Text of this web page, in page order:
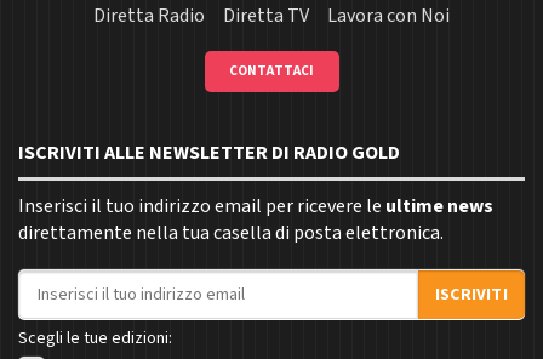
Diretta Radio
Diretta TV Lavora con Noi
CONTATTACI
ISCRIVITI ALLE NEWSLETTER DI RADIO GOLD
Inserisci il tuo indirizzo email per ricevere le ultime news
direttamente nella tua casella di posta elettronica.
Indirizzo email
ISCRIVITI
Scegli le tue edizioni: